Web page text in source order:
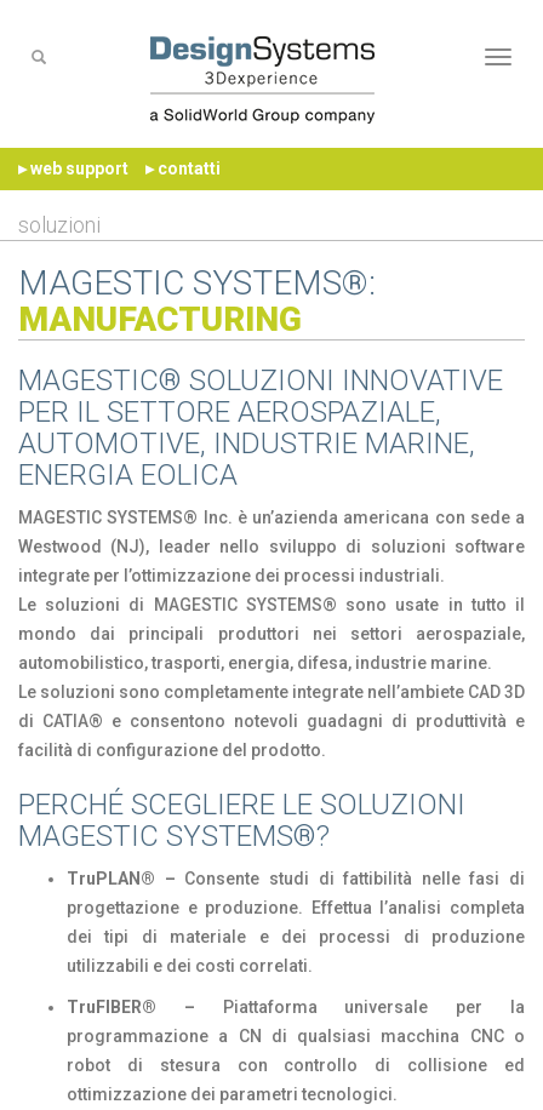
▸ web support ▸ contatti
soluzioni
MAGESTIC SYSTEMS®:
MANUFACTURING
MAGESTIC® SOLUZIONI INNOVATIVE
PER IL SETTORE AEROSPAZIALE,
AUTOMOTIVE, INDUSTRIE MARINE,
ENERGIA EOLICA
MAGESTIC SYSTEMS® Inc. è un’azienda americana con sede a
Westwood (NJ), leader nello sviluppo di soluzioni software
integrate per l’ottimizzazione dei processi industriali.
Le soluzioni di MAGESTIC SYSTEMS® sono usate in tutto il
mondo dai principali produttori nei settori aerospaziale,
automobilistico, trasporti, energia, difesa, industrie marine.
Le soluzioni sono completamente integrate nell’ambiete CAD 3D
di CATIA® e consentono notevoli guadagni di produttività e
facilità di configurazione del prodotto.
PERCHÉ SCEGLIERE LE SOLUZIONI
MAGESTIC SYSTEMS®?
TruPLAN® – Consente studi di fattibilità nelle fasi di
progettazione e produzione. Effettua l’analisi completa
dei tipi di materiale e dei processi di produzione
utilizzabili e dei costi correlati.
TruFIBER® –
Piattaforma universale per la
programmazione a CN di qualsiasi macchina CNC o
robot di stesura con controllo di collisione ed
ottimizzazione dei parametri tecnologici.